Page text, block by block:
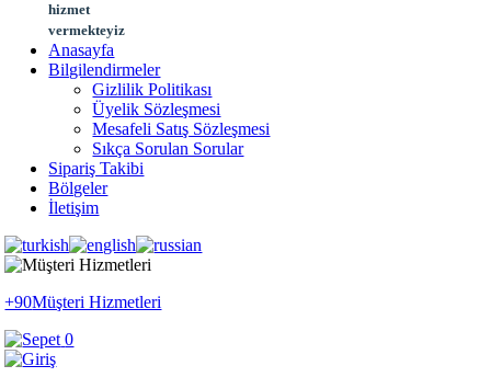
hizmet
vermekteyiz
Anasayfa
Bilgilendirmeler
Gizlilik Politikası
Üyelik Sözleşmesi
Mesafeli Satış Sözleşmesi
Sıkça Sorulan Sorular
Sipariş Takibi
Bölgeler
İletişim
+90Müşteri Hizmetleri
0